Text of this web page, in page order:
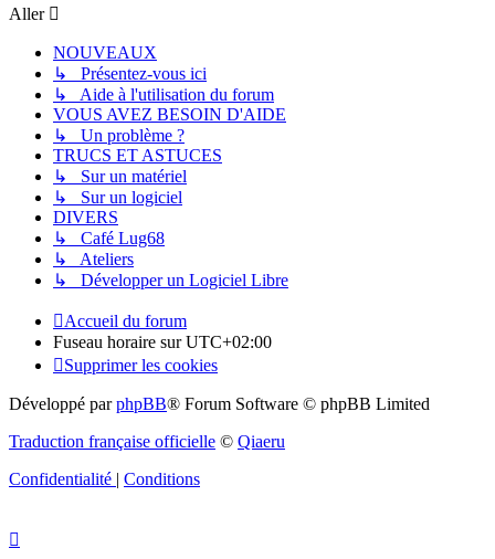
Aller
NOUVEAUX
↳ Présentez-vous ici
↳ Aide à l'utilisation du forum
VOUS AVEZ BESOIN D'AIDE
↳ Un problème ?
TRUCS ET ASTUCES
↳ Sur un matériel
↳ Sur un logiciel
DIVERS
↳ Café Lug68
↳ Ateliers
↳ Développer un Logiciel Libre
Accueil du forum
Fuseau horaire surUTC+02:00
Supprimer les cookies
Développé parphpBB® Forum Software © phpBB Limited
Traduction française officielle © Qiaeru
Confidentialité | Conditions